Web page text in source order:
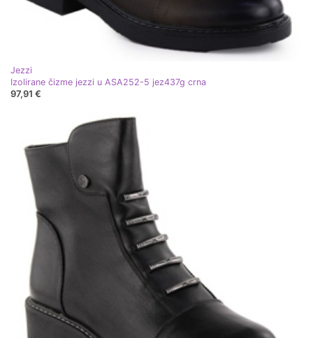
Jezzi
Izolirane čizme jezzi u ASA252-5 jez437g crna
97,91 €